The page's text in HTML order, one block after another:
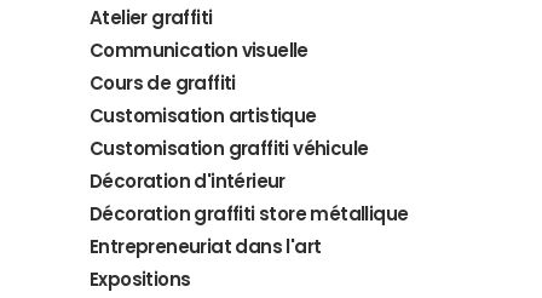
Atelier graffiti
Communication visuelle
Cours de graffiti
Customisation artistique
Customisation graffiti véhicule
Décoration d'intérieur
Décoration graffiti store métallique
Entrepreneuriat dans l'art
Expositions